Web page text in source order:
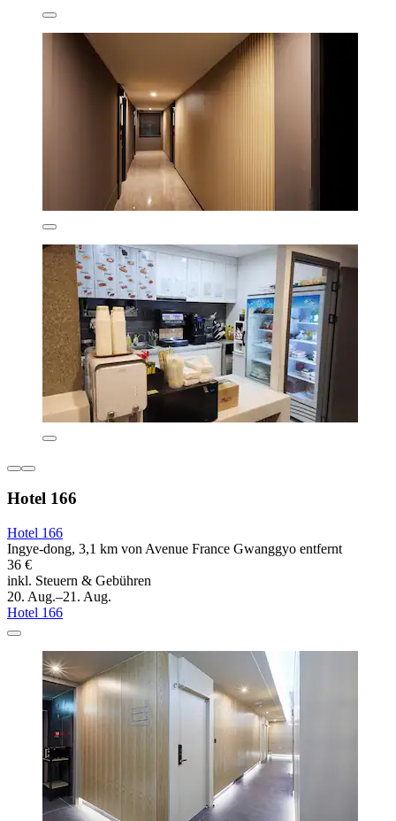
Hotel 166
Hotel 166
Ingye-dong, 3,1 km von Avenue France Gwanggyo entfernt
36 €
inkl. Steuern & Gebühren
20. Aug.–21. Aug.
Hotel 166